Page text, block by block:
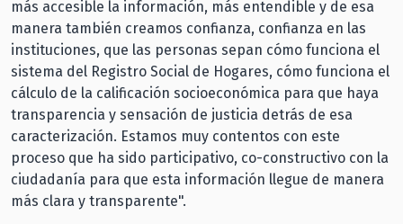
más accesible la información, más entendible y de esa
manera también creamos confianza, confianza en las
instituciones, que las personas sepan cómo funciona el
sistema del Registro Social de Hogares, cómo funciona el
cálculo de la calificación socioeconómica para que haya
transparencia y sensación de justicia detrás de esa
caracterización. Estamos muy contentos con este
proceso que ha sido participativo, co-constructivo con la
ciudadanía para que esta información llegue de manera
más clara y transparente".